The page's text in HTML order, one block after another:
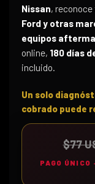
Nissan,
Ford y otras
equipos
online, 180 días
incluido.
Un solo
cobrado puede
$77
PAGO ÚNICO